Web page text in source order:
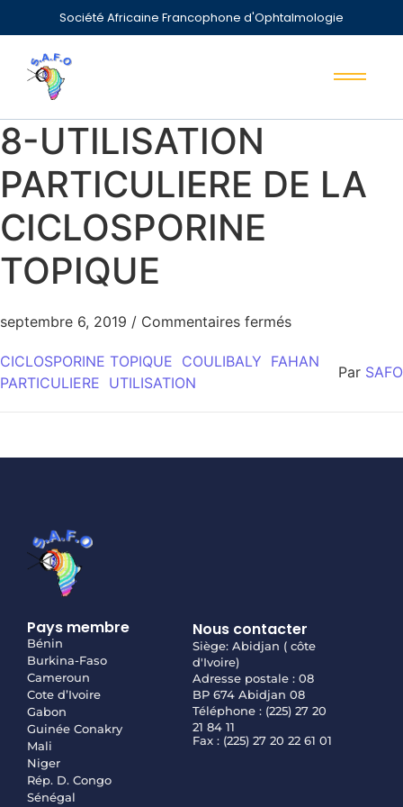
Société Africaine Francophone d'Ophtalmologie
8-UTILISATION
PARTICULIERE DE LA
CICLOSPORINE
TOPIQUE
septembre 6, 2019 / Commentaires fermés
CICLOSPORINE TOPIQUE COULIBALY FAHAN
PARTICULIERE UTILISATION
Par SAFO
Pays membre
Bénin
Burkina-Faso
Cameroun
Cote d’Ivoire
Gabon
Guinée Conakry
Mali
Niger
Rép. D. Congo
Sénégal
Nous contacter
Siège: Abidjan ( côte
d'Ivoire)
Adresse postale : 08
BP 674 Abidjan 08
Téléphone : (225) 27 20
21 84 11
Fax : (225) 27 20 22 61 01